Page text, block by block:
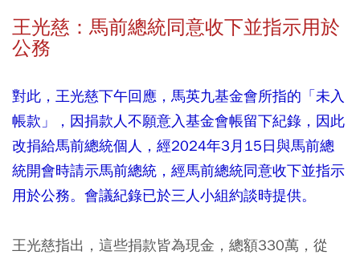
王光慈：馬前總統同意收下並指示用於
公務
對此，王光慈下午回應，馬英九基金會所指的「未入
帳款」，因捐款人不願意入基金會帳留下紀錄，因此
改捐給馬前總統個人，經2024年3月15日與馬前總
統開會時請示馬前總統，經馬前總統同意收下並指示
用於公務。會議紀錄已於三人小組約談時提供。
王光慈指出，這些捐款皆為現金，總額330萬，從